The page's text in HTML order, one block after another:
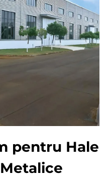
pentru Hale